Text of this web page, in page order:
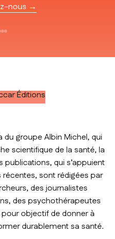
nous →
Éditions
du groupe Albin Michel, qui
scientifique de la santé, la
qui s’appuient
sont rédigées par
des journalistes
des psychothérapeutes
objectif de donner à
durablement sa santé.